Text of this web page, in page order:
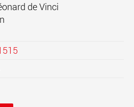
de Vinci